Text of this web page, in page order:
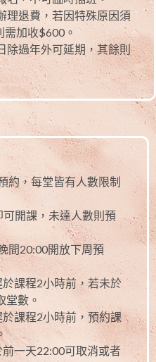
理退費，若因特殊原因須
加收$600。
除過年外可延期，其餘則
約，每堂皆有人數限制
開課，未達人數則預
間20:00開放下周預
課程2小時前，若未於
堂數。
課程2小時前，預約課
一天22:00可取消或者